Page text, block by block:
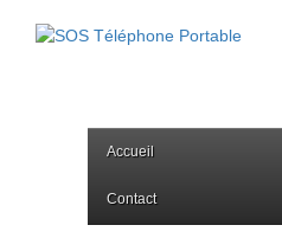
Accueil
Contact